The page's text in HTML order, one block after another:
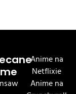
Anime na
Netflixie
Anime na